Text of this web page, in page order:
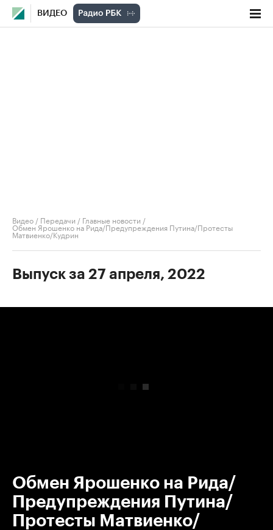
ВИДЕО
Видео / Передачи / Главные новости /
Обмен Ярошенко на Рида/Предупреждения Путина/Протесты
Матвиенко/Кудрин
Выпуск за 27 апреля, 2022
Обмен Ярошенко на Рида/
Предупреждения Путина/
Протесты Матвиенко/